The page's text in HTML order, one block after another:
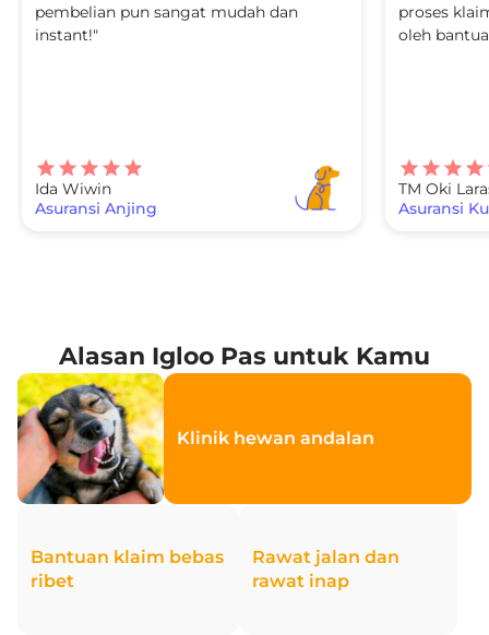
pembelian pun sangat mudah dan
instant!"
Ida Wiwin
Asuransi Anjing
proses
oleh
TM Oki
Asuransi
Alasan Igloo Pas untuk Kamu
Klinik hewan andalan
Bantuan klaim bebas
ribet
Rawat jalan dan
rawat inap